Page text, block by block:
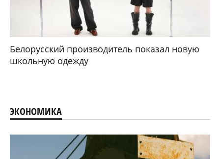
Белорусский производитель показал новую
школьную одежду
ЭКОНОМИКА